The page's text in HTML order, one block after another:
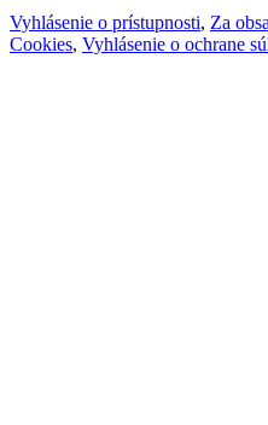
Vyhlásenie o prístupnosti, Za
Cookies, Vyhlásenie o ochrane